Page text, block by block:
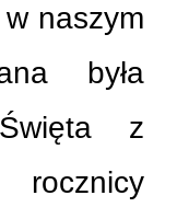
naszym
była
z
rocznicy